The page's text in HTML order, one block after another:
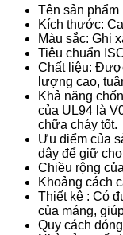
Tên sản
Kích thước:
Màu sắc: Ghi
Tiêu chuẩn
Chất liệu:
lượng cao,
Khả năng
của UL94 là
chữa cháy tốt.
Ưu điểm của
dây để giữ
Chiều rộng
Khoảng cách
Thiết kê : Có
của máng,
Quy cách